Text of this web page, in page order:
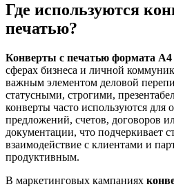
Где используются
печатью?
Конверты с печатью формата А4
сферах бизнеса и личной
важным элементом деловой
статусными, строгими,
конверты часто используются для
предложений, счетов, договоров
документации, что подчеркивает
взаимодействие с клиентами и
продуктивным.
В маркетинговых кампаниях